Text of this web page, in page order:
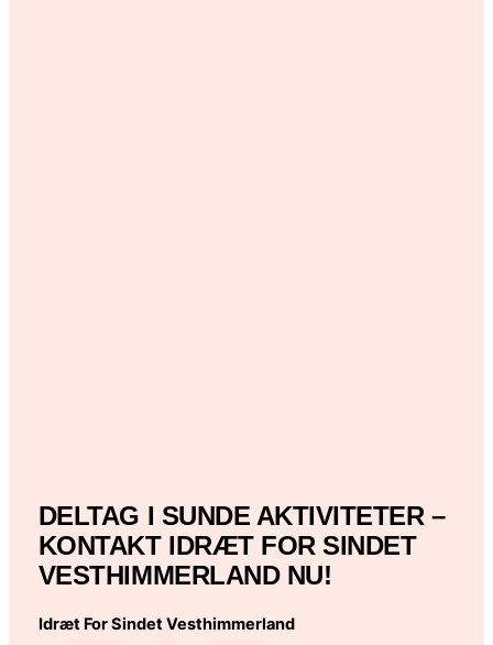
DELTAG I SUNDE AKTIVITETER –
KONTAKT IDRÆT FOR SINDET
VESTHIMMERLAND NU!
Idræt For Sindet Vesthimmerland